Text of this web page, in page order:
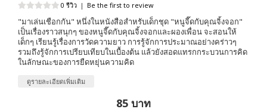
0 รีวิว | Be the first to review
"มาเล่นเชือกกัน" หนึ่งในหนังสือสำหรับเด็กชุด "หนูจี๊ดกับคุณจิ้งจอก"
เป็นเรื่องราวสนุกๆ ของหนูจี๊ดกับคุณจิ้งจอกและผองเพื่อน จะสอนให้
เด็กๆ เรียนรู้เรื่องการวัดความยาว การรู้จักการประมาณอย่างคร่าวๆ
รวมถึงรู้จักการเปรียบเทียบในเบื้องต้น แล้วยังสอดแทรกกระบวนการคิด
ในลักษณะของการยืดหยุ่นความคิด
ดูรายละเอียดเพิ่มเติม
85 บาท